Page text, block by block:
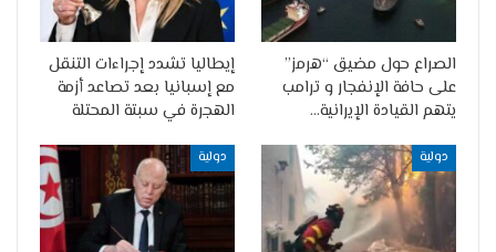
الصراع حول مضيق “هرمز”
على حافة الإنفجار و ترامب
يتهم القيادة الإيرانية…
إيطاليا تشدد إجراءات التنقل
مع إسبانيا بعد تصاعد أزمة
الهجرة في سبتة المحتلة
دولية دولية